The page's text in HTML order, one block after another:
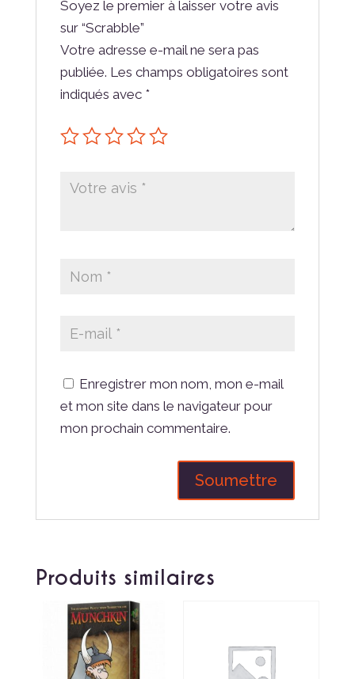
Soyez le premier à laisser votre avis
sur “Scrabble”
Votre adresse e-mail ne sera pas
publiée. Les champs obligatoires sont
indiqués avec *
Enregistrer mon nom, mon e-mail
et mon site dans le navigateur pour
mon prochain commentaire.
Produits similaires